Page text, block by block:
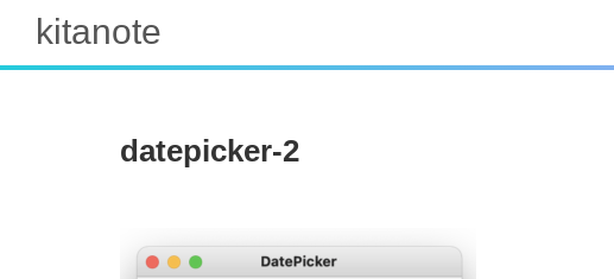
kitanote
datepicker-2